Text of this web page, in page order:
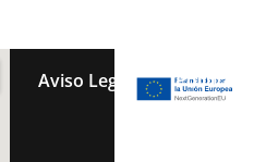
Aviso Legal Política